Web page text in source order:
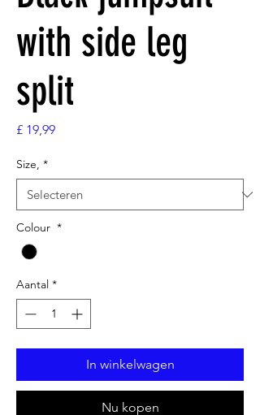
with side leg
split
£ 19,99Prijs
Size, *
Colour *
Aantal *
In winkelwagen
Nu kopen